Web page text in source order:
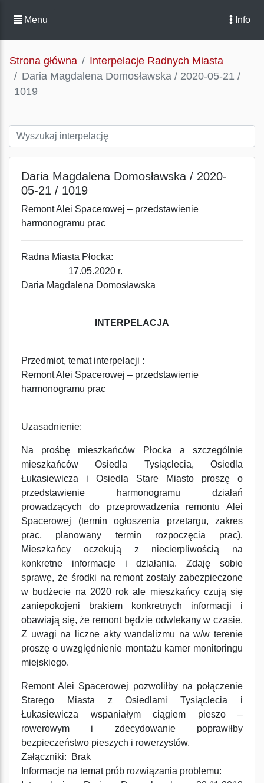
Menu Info
Strona główna
Interpelacje Radnych Miasta
Daria Magdalena Domosławska / 2020-05-21 /
1019
Daria Magdalena Domosławska / 2020-
05-21 / 1019
Remont Alei Spacerowej – przedstawienie
harmonogramu prac
Radna Miasta Płocka:
17.05.2020 r.
Daria Magdalena Domosławska
INTERPELACJA
Przedmiot, temat interpelacji :
Remont Alei Spacerowej – przedstawienie
harmonogramu prac
Uzasadnienie:
Na prośbę mieszkańców Płocka a szczególnie
mieszkańców Osiedla Tysiąclecia, Osiedla
Łukasiewicza i Osiedla Stare Miasto proszę o
przedstawienie harmonogramu działań
prowadzących do przeprowadzenia remontu Alei
Spacerowej (termin ogłoszenia przetargu, zakres
prac, planowany termin rozpoczęcia prac).
Mieszkańcy oczekują z niecierpliwością na
konkretne informacje i działania. Zdaję sobie
sprawę, że środki na remont zostały zabezpieczone
w budżecie na 2020 rok ale mieszkańcy czują się
zaniepokojeni brakiem konkretnych informacji i
obawiają się, że remont będzie odwlekany w czasie.
Z uwagi na liczne akty wandalizmu na w/w terenie
proszę o uwzględnienie montażu kamer monitoringu
miejskiego.
Remont Alei Spacerowej pozwoliłby na połączenie
Starego Miasta z Osiedlami Tysiąclecia i
Łukasiewicza wspaniałym ciągiem pieszo –
rowerowym i zdecydowanie poprawiłby
bezpieczeństwo pieszych i rowerzystów.
Załączniki: Brak
Informacje na temat prób rozwiązania problemu: